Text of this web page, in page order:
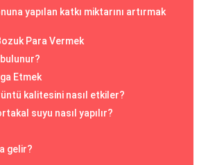
yapılan katkı miktarını artırmak
Para Vermek
Etmek
kalitesini nasıl etkiler?
suyu nasıl yapılır?
gelir?